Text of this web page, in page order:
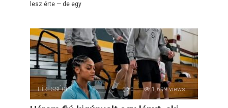
lesz érte — de egy
HÍRESSÉGEK 0 1,699 views